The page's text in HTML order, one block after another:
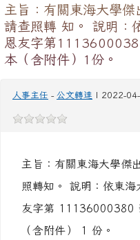
月 23 日生效。
請查照轉 知。 說明：
恩友字第
人事主任 -公文轉達| 2022-04-
主旨：有關東海大學傑